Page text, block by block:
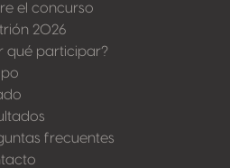
el concurso
2026
qué participar?
frecuentes